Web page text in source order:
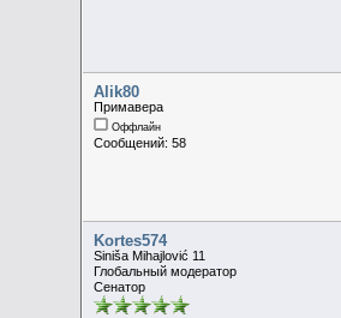
Alik80
Примавера
Оффлайн
Сообщений: 58
Kortes574
Siniša Mihajlović 11
Глобальный модератор
Сенатор